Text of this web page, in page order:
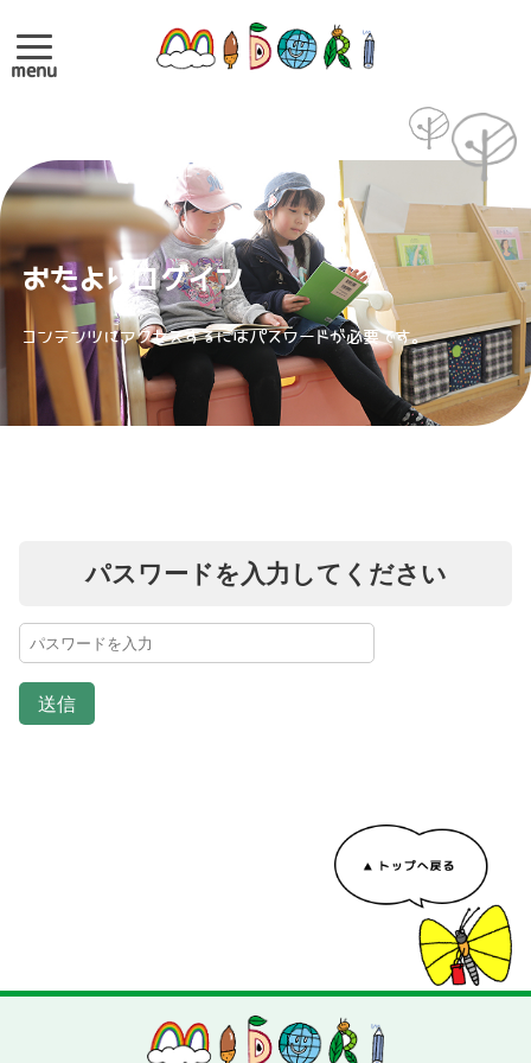
menu
おたよりログイン
コンテンツにアクセスするにはパスワードが必要です。
パスワードを入力してください
送信